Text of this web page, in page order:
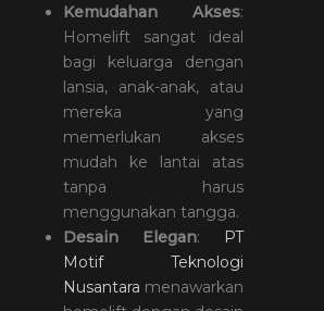
Kemudahan Akses:
Homelift sangat ideal
bagi keluarga dengan
lansia, anak-anak, atau
mereka yang
memerlukan akses
mudah ke lantai atas
tanpa harus
menggunakan tangga.
Desain Elegan:
PT
Motif Teknologi
Nusantara menawarkan